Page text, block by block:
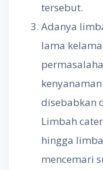
tersebut.
Adanya
lama
disebabkan
Limbah
hingga
mencemari